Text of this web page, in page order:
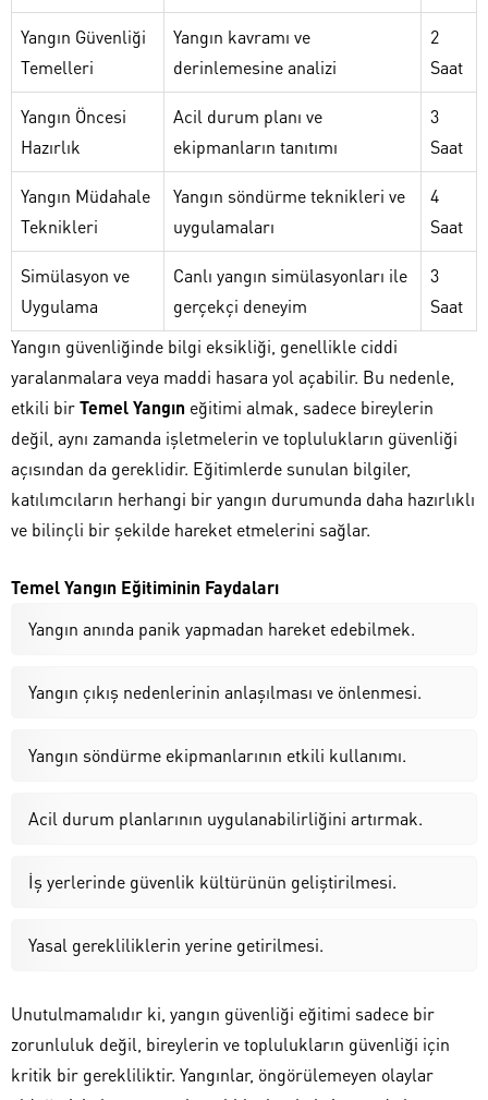
Yangın Güvenliği
Temelleri
Yangın kavramı ve
derinlemesine analizi
2
Saat
Yangın Öncesi
Hazırlık
Acil durum planı ve
ekipmanların tanıtımı
3
Saat
Yangın Müdahale
Teknikleri
Yangın söndürme teknikleri ve
uygulamaları
4
Saat
Simülasyon ve
Uygulama
Canlı yangın simülasyonları ile
gerçekçi deneyim
3
Saat
Yangın güvenliğinde bilgi eksikliği, genellikle ciddi
yaralanmalara veya maddi hasara yol açabilir. Bu nedenle,
etkili birTemel Yangın eğitimi almak, sadece bireylerin
değil, aynı zamanda işletmelerin ve toplulukların güvenliği
açısından da gereklidir. Eğitimlerde sunulan bilgiler,
katılımcıların herhangi bir yangın durumunda daha hazırlıklı
ve bilinçli bir şekilde hareket etmelerini sağlar.
Temel Yangın Eğitiminin Faydaları
Yangın anında panik yapmadan hareket edebilmek.
Yangın çıkış nedenlerinin anlaşılması ve önlenmesi.
Yangın söndürme ekipmanlarının etkili kullanımı.
Acil durum planlarının uygulanabilirliğini artırmak.
İş yerlerinde güvenlik kültürünün geliştirilmesi.
Yasal gerekliliklerin yerine getirilmesi.
Unutulmamalıdır ki, yangın güvenliği eğitimi sadece bir
zorunluluk değil, bireylerin ve toplulukların güvenliği için
kritik bir gerekliliktir. Yangınlar, öngörülemeyen olaylar